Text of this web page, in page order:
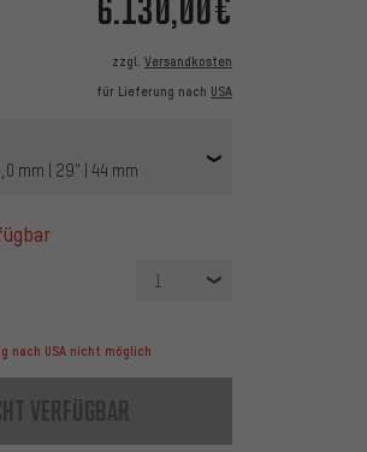
zzgl. Versandkosten
für Lieferung nach USA
mm | 29" | 44 mm
1
nach USA nicht möglich
verfügbar